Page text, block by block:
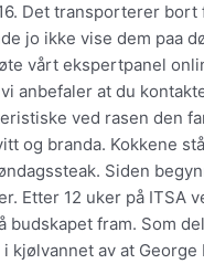
Det transporterer
jo ikke vise dem paa
vårt ekspertpanel
anbefaler at du
ved rasen den
og branda. Kokkene
Siden
Etter 12 uker på ITSA
fram. Som
av at George